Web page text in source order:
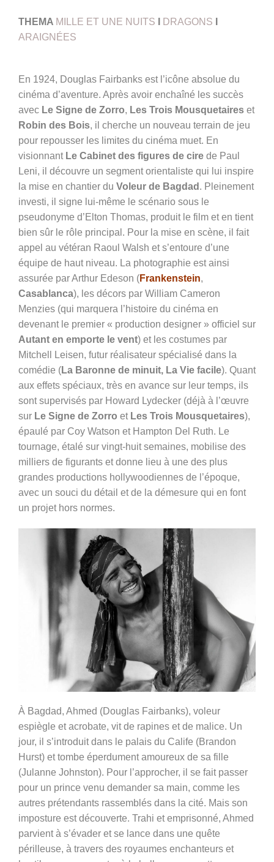
THEMA MILLE ET UNE NUITS DRAGONS
ARAIGNÉES
En 1924, Douglas Fairbanks est l’icône absolue du
cinéma d’aventure. Après avoir enchaîné les succès
avec Le Signe de Zorro, Les Trois Mousquetaires et
Robin des Bois, il cherche un nouveau terrain de jeu
pour repousser les limites du cinéma muet. En
visionnant Le Cabinet des figures de cire de Paul
Leni, il découvre un segment orientaliste qui lui inspire
la mise en chantier du Voleur de Bagdad . Pleinement
investi, il signe lui-même le scénario sous le
pseudonyme d’Elton Thomas, produit le film et en tient
bien sûr le rôle principal. Pour la mise en scène, il fait
appel au vétéran Raoul Walsh et s’entoure d’une
équipe de haut niveau. La photographie est ainsi
assurée par Arthur Edeson (Frankenstein,
Casablanca), les décors par William Cameron
Menzies (qui marquera l’histoire du cinéma en
devenant le premier « production designer » officiel sur
Autant en emporte le vent) et les costumes par
Mitchell Leisen, futur réalisateur spécialisé dans la
comédie (La Baronne de minuit, La Vie facile). Quant
aux effets spéciaux, très en avance sur leur temps, ils
sont supervisés par Howard Lydecker (déjà à l’œuvre
sur Le Signe de Zorro et Les Trois Mousquetaires),
épaulé par Coy Watson et Hampton Del Ruth. Le
tournage, étalé sur vingt-huit semaines, mobilise des
milliers de figurants et donne lieu à une des plus
grandes productions hollywoodiennes de l’époque,
avec un souci du détail et de la démesure qui en font
un projet hors normes.
À Bagdad, Ahmed (Douglas Fairbanks), voleur
espiègle et acrobate, vit de rapines et de malice. Un
jour, il s’introduit dans le palais du Calife (Brandon
Hurst) et tombe éperdument amoureux de sa fille
(Julanne Johnston). Pour l’approcher, il se fait passer
pour un prince venu demander sa main, comme les
autres prétendants rassemblés dans la cité. Mais son
imposture est découverte. Trahi et emprisonné, Ahmed
parvient à s’évader et se lance dans une quête
périlleuse, à travers des royaumes enchanteurs et